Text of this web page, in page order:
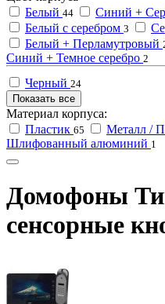
Белый 44 Синий +
Белый с серебром 3
Белый + Перламутровый
Синий + Темное серебро 2
Черный 24
Показать все
Материал корпуса:
Пластик 65 Металл /
Шлифованный алюминий 1
Домофоны
сенсорные